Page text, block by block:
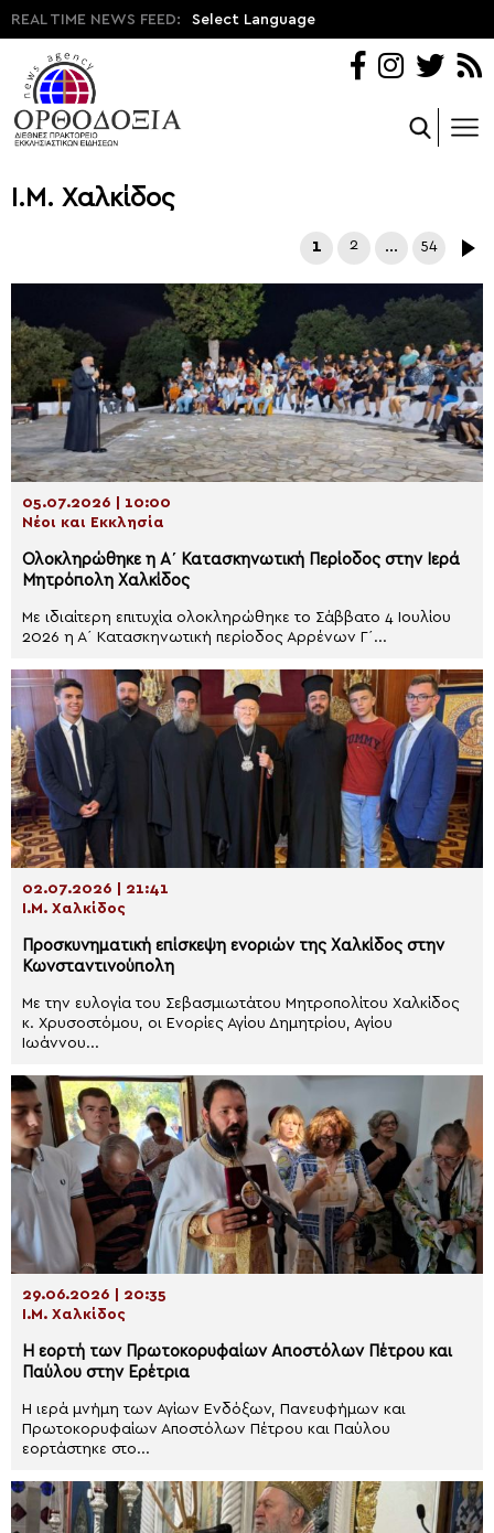
REAL TIME NEWS FEED: Select Language
Ι.Μ. Χαλκίδος
1 2 … 54
05.07.2026 | 10:00
Νέοι και Εκκλησία
Ολοκληρώθηκε η Α΄ Κατασκηνωτική Περίοδος στην Ιερά
Μητρόπολη Χαλκίδος
Με ιδιαίτερη επιτυχία ολοκληρώθηκε το Σάββατο 4 Ιουλίου
2026 η Α΄ Κατασκηνωτική περίοδος Αρρένων Γ΄...
02.07.2026 | 21:41
Ι.Μ. Χαλκίδος
Προσκυνηματική επίσκεψη ενοριών της Χαλκίδος στην
Κωνσταντινούπολη
Με την ευλογία του Σεβασμιωτάτου Μητροπολίτου Χαλκίδος
κ. Χρυσοστόμου, οι Ενορίες Αγίου Δημητρίου, Αγίου
Ιωάννου...
29.06.2026 | 20:35
Ι.Μ. Χαλκίδος
Η εορτή των Πρωτοκορυφαίων Αποστόλων Πέτρου και
Παύλου στην Ερέτρια
H ιερά μνήμη των Αγίων Ενδόξων, Πανευφήμων και
Πρωτοκορυφαίων Αποστόλων Πέτρου και Παύλου
εορτάστηκε στο...